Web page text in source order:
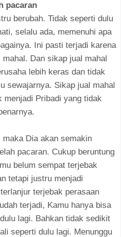
pacaran
berubah. Tidak seperti dulu
selalu ada, memenuhi apa
Ini pasti terjadi karena
Dan sikap jual mahal
lebih keras dan tidak
sewajarnya. Sikap jual mahal
menjadi Pribadi yang tidak
Dia akan semakin
pacaran. Cukup beruntung
belum sempat terjebak
tetapi justru menjadi
terjebak perasaan
terjadi, Kamu hanya bisa
lagi. Bahkan tidak sedikit
seperti dulu lagi. Menunggu